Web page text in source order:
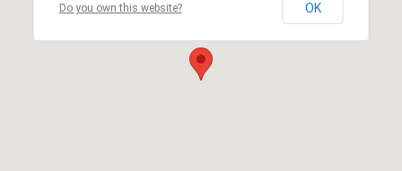
Do you own this website? OK